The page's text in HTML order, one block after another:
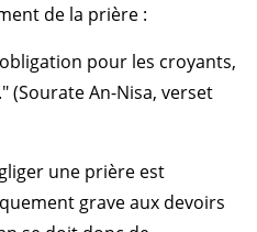
de la prière :
pour les croyants,
(Sourate An-Nisa, verset
une prière est
grave aux devoirs